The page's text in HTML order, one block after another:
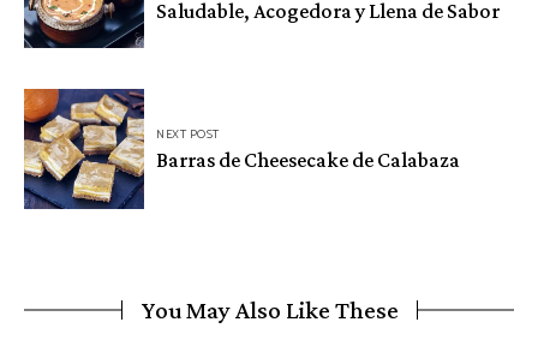
entradas Saludable, Acogedora y Llena de Sabor
NEXT POST
Barras de Cheesecake de Calabaza
You May Also Like These